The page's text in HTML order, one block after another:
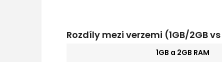
Rozdíly mezi verzemi (1GB/2GB
1GB a 2GB RAM